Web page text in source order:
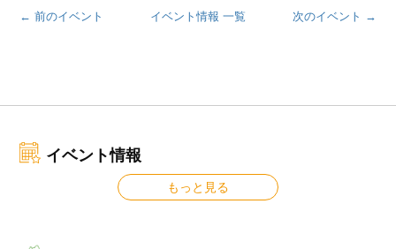
← 前のイベント 次のイベント →
イベント情報 一覧
イベント情報
もっと見る